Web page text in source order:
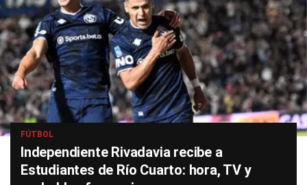
FÚTBOL
Independiente Rivadavia recibe a
Estudiantes de Río Cuarto: hora, TV y